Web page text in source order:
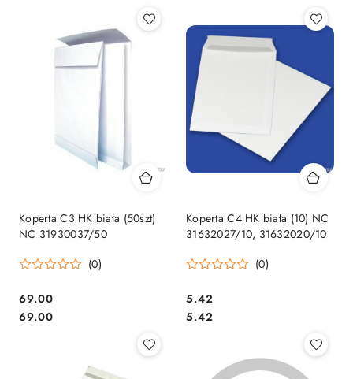
Koperta C3 HK biała (50szt)
NC 31930037/50
(0)
Cena:
69.00
Cena:
69.00
Koperta C4 HK biała (10) NC
31632027/10, 31632020/10
(0)
Cena:
5.42
Cena:
5.42